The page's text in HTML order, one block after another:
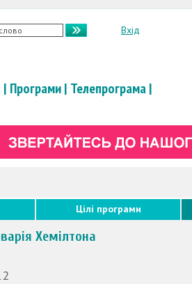
Вхід
| Програми| Телепрограма|
Цілі програми
Хемілтона